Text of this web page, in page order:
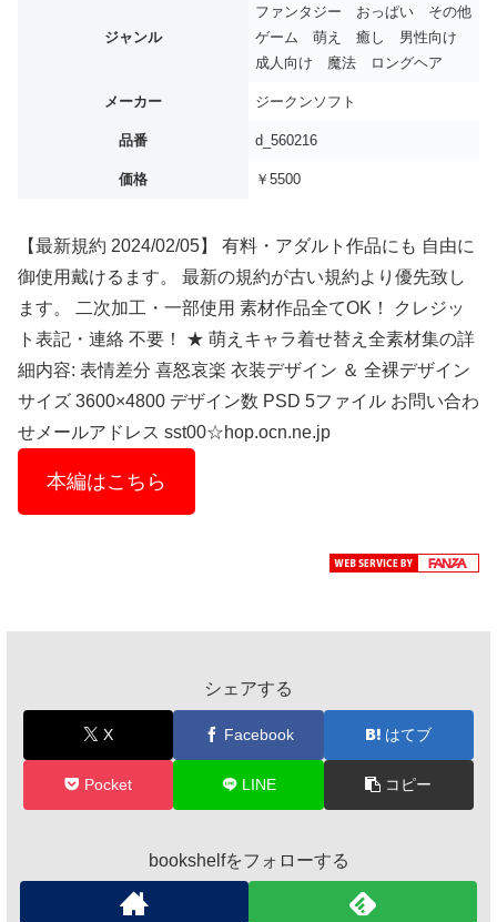
ジャンル
ファンタジー おっぱい その他
ゲーム 萌え 癒し 男性向け
成人向け 魔法 ロングヘア
メーカー ジークンソフト
品番 d_560216
価格 ￥5500
【最新規約 2024/02/05】 有料・アダルト作品にも 自由に
御使用戴けるます。 最新の規約が古い規約より優先致し
ます。 二次加工・一部使用 素材作品全てOK！ クレジッ
ト表記・連絡 不要！ ★ 萌えキャラ着せ替え全素材集の詳
細内容: 表情差分 喜怒哀楽 衣装デザイン ＆ 全裸デザイン
サイズ 3600×4800 デザイン数 PSD 5ファイル お問い合わ
せメールアドレス sst00☆hop.ocn.ne.jp
本編はこちら
シェアする
X Facebook はてブ
Pocket LINE コピー
bookshelfをフォローする